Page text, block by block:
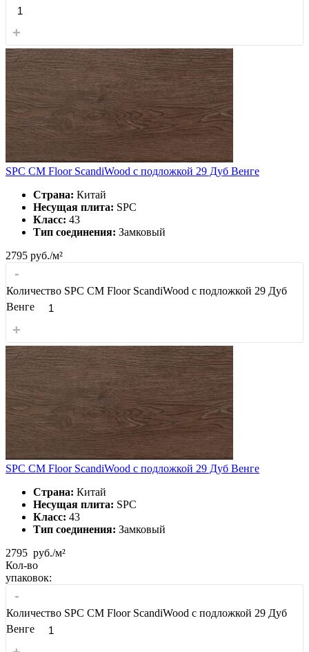
+
SPC CM Floor ScandiWood с подложкой 29 Дуб Венге
Страна: Китай
Несущая плита: SPC
Класс: 43
Тип соединения: Замковый
2795 руб./м²
-
Количество SPC CM Floor ScandiWood с подложкой 29 Дуб
Венге
+
SPC CM Floor ScandiWood с подложкой 29 Дуб Венге
Страна: Китай
Несущая плита: SPC
Класс: 43
Тип соединения: Замковый
2795 руб./м²
Кол-во
упаковок:
-
Количество SPC CM Floor ScandiWood с подложкой 29 Дуб
Венге